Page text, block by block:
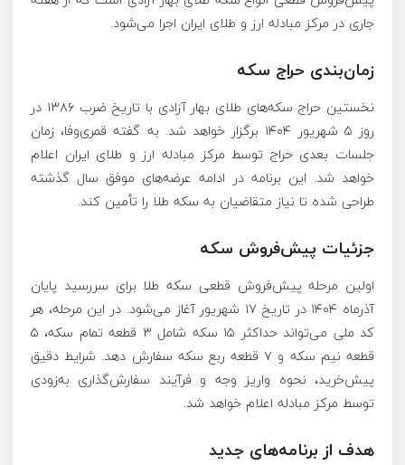
جاری در مرکز مبادله ارز و طلای ایران اجرا می‌شود.
زمان‌بندی حراج سکه
نخستین حراج سکه‌های طلای بهار آزادی با تاریخ ضرب ۱۳۸۶ در
روز ۵ شهریور ۱۴۰۴ برگزار خواهد شد. به گفته قمری‌وفا، زمان
جلسات بعدی حراج توسط مرکز مبادله ارز و طلای ایران اعلام
خواهد شد. این برنامه در ادامه عرضه‌های موفق سال گذشته
طراحی شده تا نیاز متقاضیان به سکه طلا را تأمین کند.
جزئیات پیش‌فروش سکه
اولین مرحله پیش‌فروش قطعی سکه طلا برای سررسید پایان
آذرماه ۱۴۰۴ در تاریخ ۱۷ شهریور آغاز می‌شود. در این مرحله، هر
کد ملی می‌تواند حداکثر ۱۵ سکه شامل ۳ قطعه تمام سکه، ۵
قطعه نیم سکه و ۷ قطعه ربع سکه سفارش دهد. شرایط دقیق
پیش‌خرید، نحوه واریز وجه و فرآیند سفارش‌گذاری به‌زودی
توسط مرکز مبادله اعلام خواهد شد.
هدف از برنامه‌های جدید